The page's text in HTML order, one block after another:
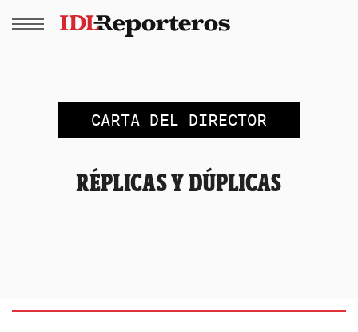
CARTA DEL DIRECTOR
RÉPLICAS Y DÚPLICAS